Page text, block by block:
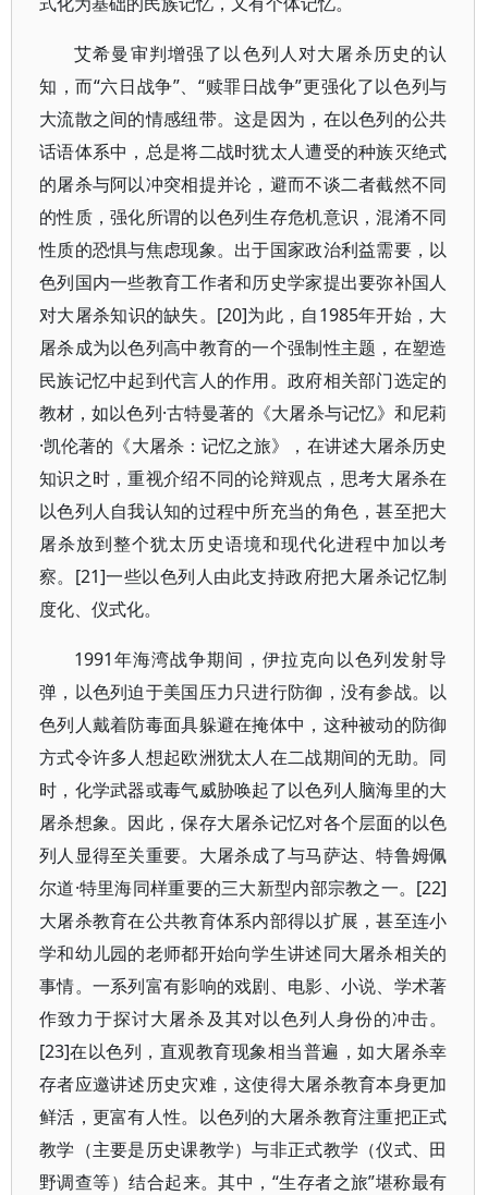
艾希曼审判增强了以色列人对大屠杀历史的认
知，而“六日战争”、“赎罪日战争”更强化了以色列与
大流散之间的情感纽带。这是因为，在以色列的公共
话语体系中，总是将二战时犹太人遭受的种族灭绝式
的屠杀与阿以冲突相提并论，避而不谈二者截然不同
的性质，强化所谓的以色列生存危机意识，混淆不同
性质的恐惧与焦虑现象。出于国家政治利益需要，以
色列国内一些教育工作者和历史学家提出要弥补国人
对大屠杀知识的缺失。[20]为此，自1985年开始，大
屠杀成为以色列高中教育的一个强制性主题，在塑造
民族记忆中起到代言人的作用。政府相关部门选定的
教材，如以色列·古特曼著的《大屠杀与记忆》和尼莉
·凯伦著的《大屠杀：记忆之旅》，在讲述大屠杀历史
知识之时，重视介绍不同的论辩观点，思考大屠杀在
以色列人自我认知的过程中所充当的角色，甚至把大
屠杀放到整个犹太历史语境和现代化进程中加以考
察。[21]一些以色列人由此支持政府把大屠杀记忆制
度化、仪式化。
1991年海湾战争期间，伊拉克向以色列发射导
弹，以色列迫于美国压力只进行防御，没有参战。以
色列人戴着防毒面具躲避在掩体中，这种被动的防御
方式令许多人想起欧洲犹太人在二战期间的无助。同
时，化学武器或毒气威胁唤起了以色列人脑海里的大
屠杀想象。因此，保存大屠杀记忆对各个层面的以色
列人显得至关重要。大屠杀成了与马萨达、特鲁姆佩
尔道·特里海同样重要的三大新型内部宗教之一。[22]
大屠杀教育在公共教育体系内部得以扩展，甚至连小
学和幼儿园的老师都开始向学生讲述同大屠杀相关的
事情。一系列富有影响的戏剧、电影、小说、学术著
作致力于探讨大屠杀及其对以色列人身份的冲击。
[23]在以色列，直观教育现象相当普遍，如大屠杀幸
存者应邀讲述历史灾难，这使得大屠杀教育本身更加
鲜活，更富有人性。以色列的大屠杀教育注重把正式
教学（主要是历史课教学）与非正式教学（仪式、田
野调查等）结合起来。其中，“生存者之旅”堪称最有